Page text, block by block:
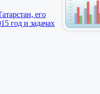
его
год и задачах